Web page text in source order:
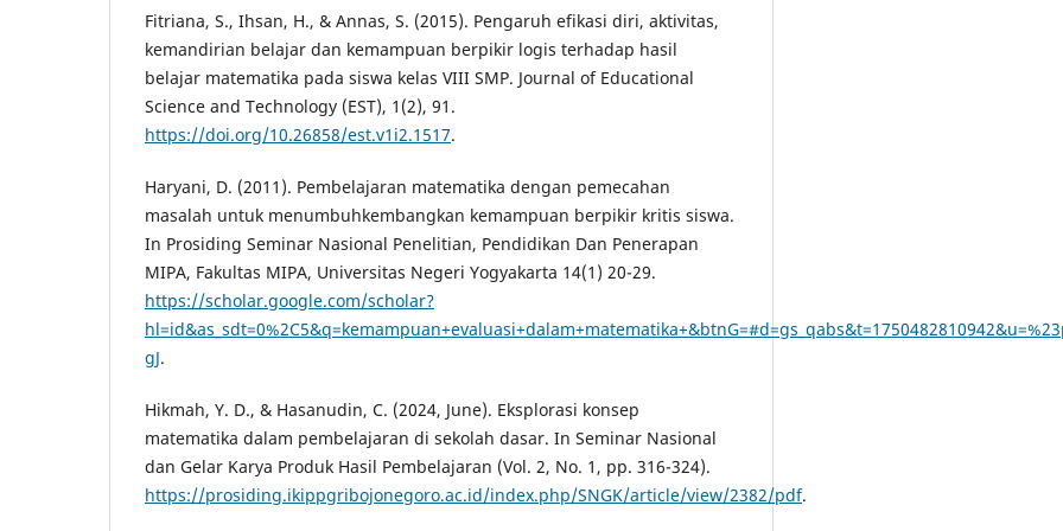
Fitriana, S., Ihsan, H., & Annas, S. (2015). Pengaruh efikasi diri, aktivitas,
kemandirian belajar dan kemampuan berpikir logis terhadap hasil
belajar matematika pada siswa kelas VIII SMP. Journal of Educational
Science and Technology (EST), 1(2), 91.
https://doi.org/10.26858/est.v1i2.1517.
Haryani, D. (2011). Pembelajaran matematika dengan pemecahan
masalah untuk menumbuhkembangkan kemampuan berpikir kritis siswa.
In Prosiding Seminar Nasional Penelitian, Pendidikan Dan Penerapan
MIPA, Fakultas MIPA, Universitas Negeri Yogyakarta 14(1) 20-29.
https://scholar.google.com/scholar?
gJ.
Hikmah, Y. D., & Hasanudin, C. (2024, June). Eksplorasi konsep
matematika dalam pembelajaran di sekolah dasar. In Seminar Nasional
dan Gelar Karya Produk Hasil Pembelajaran (Vol. 2, No. 1, pp. 316-324).
https://prosiding.ikippgribojonegoro.ac.id/index.php/SNGK/article/view/2382/pdf.